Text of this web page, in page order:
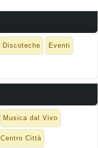
Discoteche Eventi
Musica dal Vivo
Centro Città